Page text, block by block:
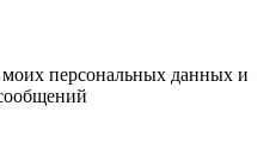
моих персональных данных и